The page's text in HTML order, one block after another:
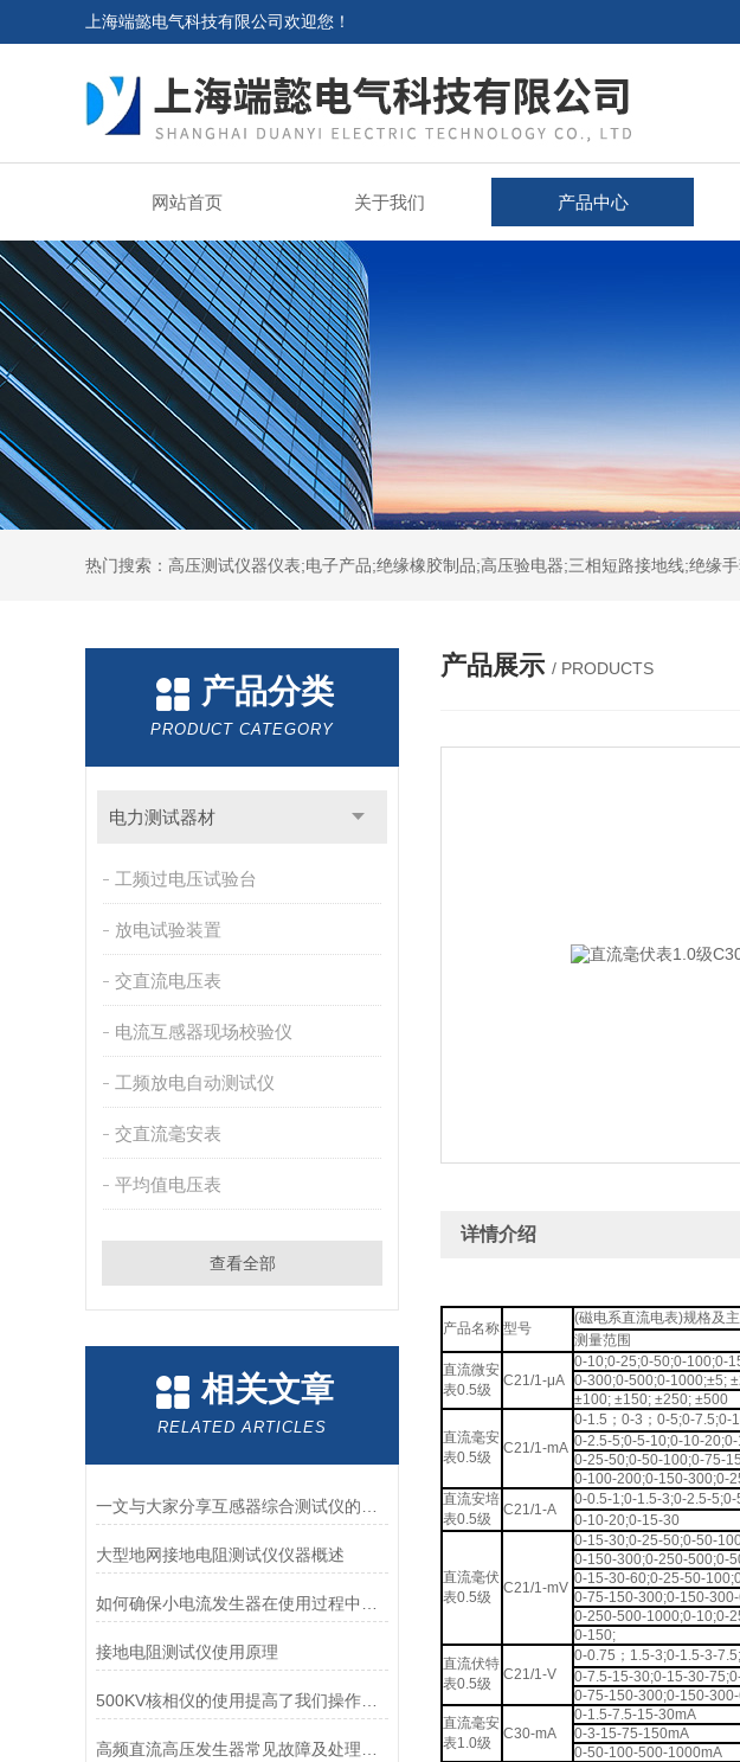
上海端懿电气科技有限公司欢迎您！
网站首页 关于我们 产品中心
热门搜索：高压测试仪器仪表;电子产品;绝缘橡胶制品;高压验电器;三相短路接地线;绝缘
产品分类
PRODUCT CATEGORY
电力测试器材
工频过电压试验台
放电试验装置
交直流电压表
电流互感器现场校验仪
工频放电自动测试仪
交直流毫安表
平均值电压表
查看全部
相关文章
RELATED ARTICLES
大型地网接地电阻测试仪仪器概述
接地电阻测试仪使用原理
500KV核相仪的使用提高了我们操作的安全性
产品展示 / PRODUCTS
详情介绍
产品名称 型号
(磁电系直流电表)规格及
测量范围
直流微安
表0.5级
C21/1-μA
0-10;0-25;0-50;0-100;0-
0-300;0-500;0-1000;±5;
±100; ±150; ±250; ±500
直流毫安
表0.5级
C21/1-mA
0-1.5；0-3；0-5;0-7.5;0-
0-2.5-5;0-5-10;0-10-
0-25-50;0-50-100;0-75-
0-100-200;0-150-300;0-
直流安培
表0.5级
C21/1-A
0-0.5-1;0-1.5-3;0-2.5-5;0-
0-10-20;0-15-30
直流毫伏
表0.5级
C21/1-mV
0-15-30;0-25-50;0-50-
0-150-300;0-250-500;0-
0-15-30-60;0-25-50-
0-75-150-300;0-150-
0-250-500-1000;0-10;0-
0-150;
直流伏特
表0.5级
C21/1-V
0-0.75；1.5-3;0-1.5-3-
0-7.5-15-30;0-15-30-
0-75-150-300;0-150-
直流毫安
表1.0级
C30-mA
0-1.5-7.5-15-30mA
0-3-15-75-150mA
0-50-100-500-1000mA